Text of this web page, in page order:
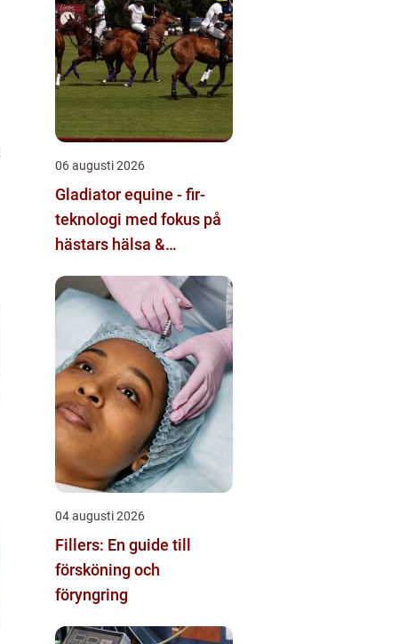
06 augusti 2026
Gladiator equine - fir-
teknologi med fokus på
hästars hälsa &
04 augusti 2026
Fillers: En guide till
försköning och
föryngring